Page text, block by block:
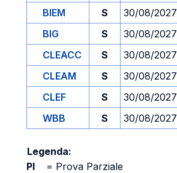
BIEM S 30/08/2027
BIG
S 30/08/2027
CLEACC
S 30/08/2027
CLEAM
S 30/08/2027
CLEF
S 30/08/2027
WBB
S 30/08/2027
Legenda:
PI
= Prova Parziale